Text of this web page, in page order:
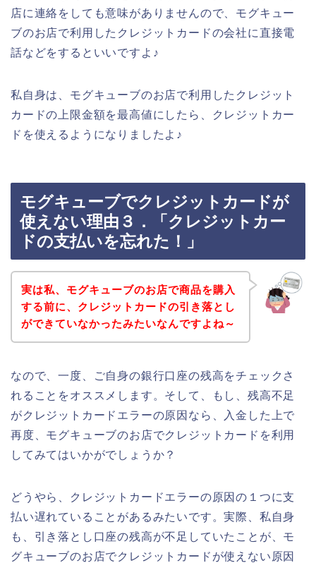
店に連絡をしても意味がありませんので、モグキュー
ブのお店で利用したクレジットカードの会社に直接電
話などをするといいですよ♪
私自身は、モグキューブのお店で利用したクレジット
カードの上限金額を最高値にしたら、クレジットカー
ドを使えるようになりましたよ♪
モグキューブでクレジットカードが
使えない理由３．「クレジットカー
ドの支払いを忘れた！」
実は私、モグキューブのお店で商品を購入
する前に、クレジットカードの引き落とし
ができていなかったみたいなんですよね～
なので、一度、ご自身の銀行口座の残高をチェックさ
れることをオススメします。そして、もし、残高不足
がクレジットカードエラーの原因なら、入金した上で
再度、モグキューブのお店でクレジットカードを利用
してみてはいかがでしょうか？
どうやら、クレジットカードエラーの原因の１つに支
払い遅れていることがあるみたいです。実際、私自身
も、引き落とし口座の残高が不足していたことが、モ
グキューブのお店でクレジットカードが使えない原因